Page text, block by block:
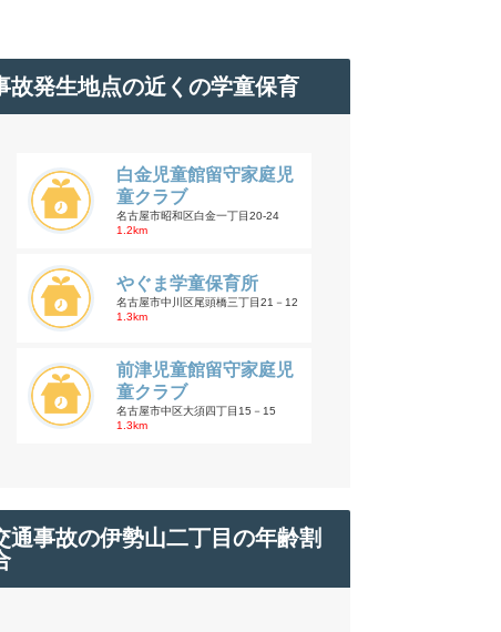
故発生地点の近くの学童保育
白金児童館留守家庭児
童クラブ
名古屋市昭和区白金一丁目20-24
1.2km
やぐま学童保育所
名古屋市中川区尾頭橋三丁目21－12
1.3km
前津児童館留守家庭児
童クラブ
名古屋市中区大須四丁目15－15
1.3km
通事故の伊勢山二丁目の年齢割